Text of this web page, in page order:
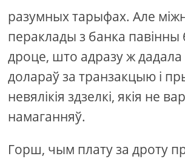
разумных тарыфах. Але
пераклады з банка
дроце, што адразу ж дадала
долараў за транзакцыю і
невялікія здзелкі, якія не
намаганняў.
Горш, чым плату за дроту